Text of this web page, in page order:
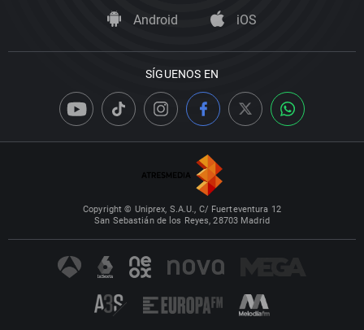
Android iOS
SÍGUENOS EN
Copyright © Uniprex, S.A.U., C/ Fuerteventura 12
San Sebastián de los Reyes, 28703 Madrid